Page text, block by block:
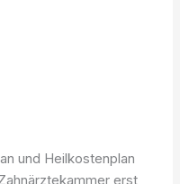
und Heilkostenplan
erst